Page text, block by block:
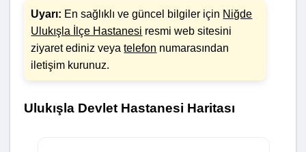
Uyarı: En sağlıklı ve güncel bilgiler için Niğde
Ulukışla İlçe Hastanesi resmi web sitesini
ziyaret ediniz veyatelefon numarasından
iletişim kurunuz.
Ulukışla Devlet Hastanesi Haritası